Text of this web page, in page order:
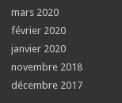
mars 2020
février 2020
janvier 2020
novembre 2018
décembre 2017